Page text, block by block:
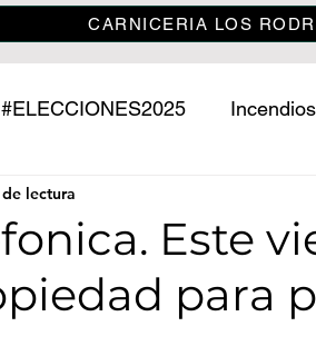
CARNICERIA LOS
#ELECCIONES2025
País
Historias
Este
para
lectura